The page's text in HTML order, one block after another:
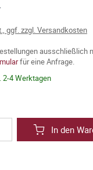
ggf. zzgl. Versandkosten
ausschließlich
für eine Anfrage.
2-4 Werktagen
In den